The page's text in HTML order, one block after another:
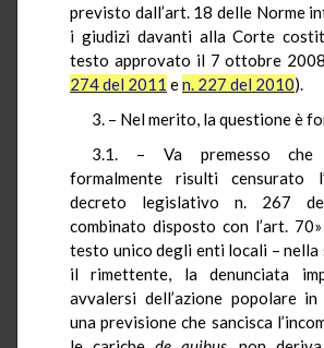
previsto dall’art. 18 delle Norme
i giudizi davanti alla Corte
testo approvato il 7 ottobre
274 del 2011 en. 227 del 2010).
3. – Nel merito, la questione è
3.1. – Va premesso che
formalmente risulti censurato
decreto legislativo n. 267
combinato disposto con l’art.
testo unico degli enti locali – nella
il rimettente, la denunciata
avvalersi dell’azione popolare in
una previsione che sancisca